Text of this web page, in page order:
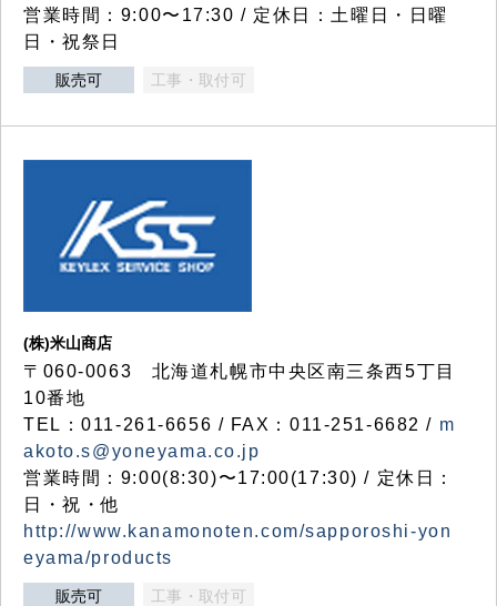
営業時間：9:00〜17:30 / 定休日：土曜日・日曜
日・祝祭日
販売可 工事・取付可
(株)米山商店
〒060-0063 北海道札幌市中央区南三条西5丁目
10番地
TEL：011-261-6656 / FAX：011-251-6682 / m
akoto.s@yoneyama.co.jp
営業時間：9:00(8:30)〜17:00(17:30) / 定休日：
日・祝・他
http://www.kanamonoten.com/sapporoshi-yon
eyama/products
販売可 工事・取付可